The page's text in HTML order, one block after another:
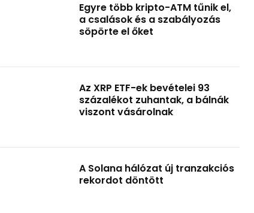
Egyre több kripto-ATM tűnik el,
a csalások és a szabályozás
söpörte el őket
Az XRP ETF-ek bevételei 93
százalékot zuhantak, a bálnák
viszont vásárolnak
A Solana hálózat új tranzakciós
rekordot döntött